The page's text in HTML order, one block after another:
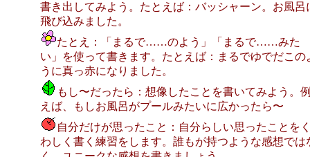
書き出してみよう。たとえば：バッシャーン。お風呂
飛び込みました。
たとえ：「まるで……のよう」「まるで……みた
い」を使って書きます。たとえば：まるでゆでだこの
うに真っ赤になりました。
もし〜だったら：想像したことを書いてみよう。
えば、もしお風呂がプールみたいに広かったら〜
自分だけが思ったこと：自分らしい思ったことを
わしく書く練習をします。誰もが持つような感想では